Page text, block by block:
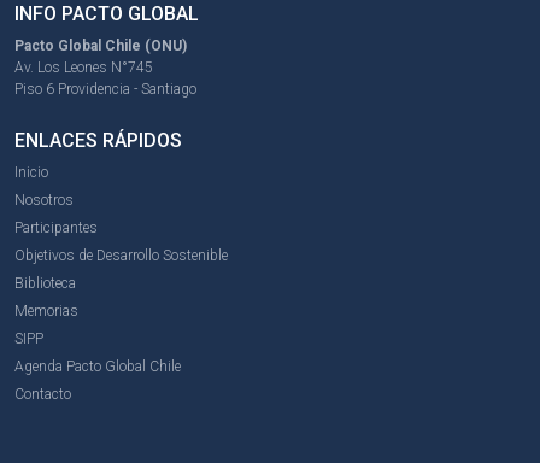
INFO PACTO GLOBAL
Pacto Global Chile (ONU)
Av. Los Leones N°745
Piso 6 Providencia - Santiago
ENLACES RÁPIDOS
Inicio
Nosotros
Participantes
Objetivos de Desarrollo Sostenible
Biblioteca
Memorias
SIPP
Agenda Pacto Global Chile
Contacto